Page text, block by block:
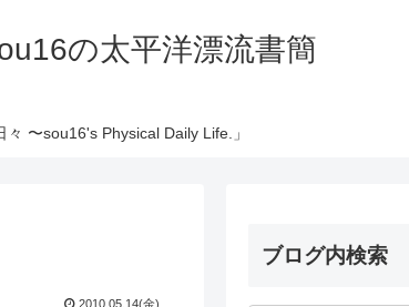
の太平洋漂流書簡
〜sou16's Physical Daily Life.」
2010.05.14(金)
ブログ内検索